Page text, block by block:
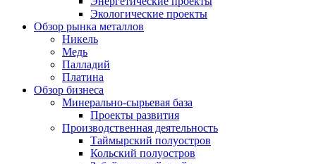
Экологические проекты
Обзор рынка металлов
Никель
Медь
Палладий
Платина
Обзор бизнеса
Минерально-сырьевая база
Проекты развития
Производственная деятельность
Таймырский полуостров
Кольский полуостров